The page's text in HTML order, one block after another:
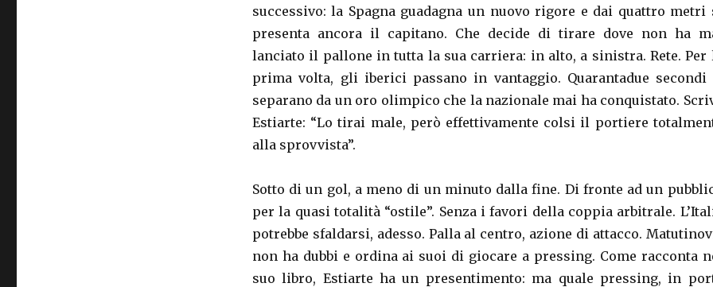
successivo: la Spagna guadagna un nuovo rigore e dai quattro metri
presenta ancora il capitano. Che decide di tirare dove non ha
lanciato il pallone in tutta la sua carriera: in alto, a sinistra. Rete. Per
prima volta, gli iberici passano in vantaggio. Quarantadue
separano da un oro olimpico che la nazionale mai ha conquistato.
Estiarte: “Lo tirai male, però effettivamente colsi il portiere
alla sprovvista”.
Sotto di un gol, a meno di un minuto dalla fine. Di fronte ad un
per la quasi totalità “ostile”. Senza i favori della coppia arbitrale.
potrebbe sfaldarsi, adesso. Palla al centro, azione di attacco.
non ha dubbi e ordina ai suoi di giocare a pressing. Come racconta
suo libro, Estiarte ha un presentimento: ma quale pressing, in